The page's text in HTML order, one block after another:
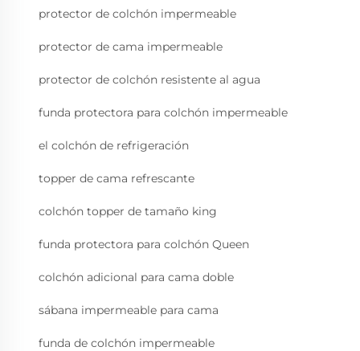
protector de colchón impermeable
protector de cama impermeable
protector de colchón resistente al agua
funda protectora para colchón impermeable
el colchón de refrigeración
topper de cama refrescante
colchón topper de tamaño king
funda protectora para colchón Queen
colchón adicional para cama doble
sábana impermeable para cama
funda de colchón impermeable